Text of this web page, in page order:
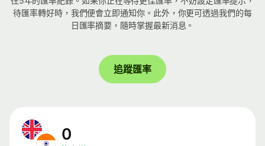
待匯率轉好時，我們便會立即通知你。此外，你更可透過我們的每
日匯率摘要，隨時掌握最新消息。
追蹤匯率
0